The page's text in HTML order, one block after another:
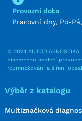
Provozní doba
Pracovní dny, Po-
© 2024
písemného svolení
rozmnožování a šíření
Výběr z katalogu
Multiznačková